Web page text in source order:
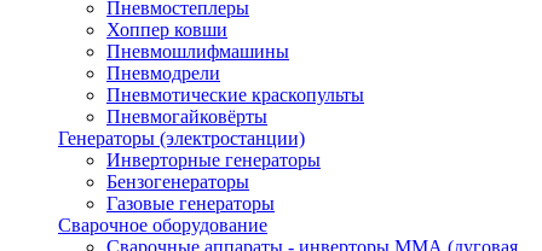
Пневмостеплеры
Хоппер ковши
Пневмошлифмашины
Пневмодрели
Пневмотические краскопульты
Пневмогайковёрты
Генераторы (электростанции)
Инверторные генераторы
Бензогенераторы
Газовые генераторы
Сварочное оборудование
Сварочные аппараты - инверторы ММА (дуговая